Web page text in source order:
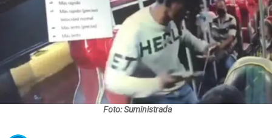
Foto: Suministrada